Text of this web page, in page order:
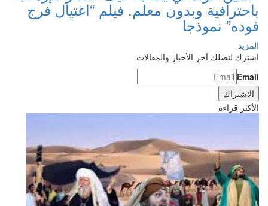
باحترافية وبدون معلم. فيلم “اغتيال فرج
فوده” نموذجا
المزيد
اشترك لتصلك آخر الأخبار والمقالات
Email
الأكثر قراءة